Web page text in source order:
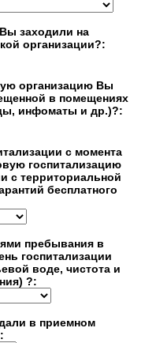
заходили на
организации?:
организацию Вы
в помещениях
инфоматы и др.)?:
с момента
госпитализацию
с территориальной
бесплатного
пребывания в
госпитализации
воде, чистота и
?:
в приемном